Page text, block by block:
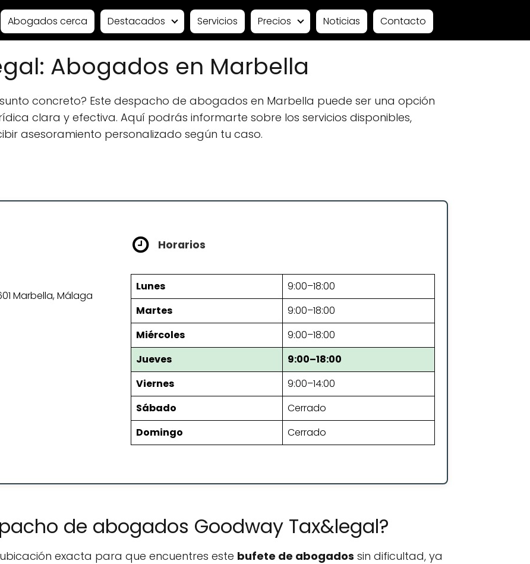
Abogados cerca Destacados Servicios Precios Noticias Contacto
Abogados en Marbella
concreto? Este despacho de abogados en Marbella puede ser una opción
clara y efectiva. Aquí podrás informarte sobre los servicios disponibles,
asesoramiento personalizado según tu caso.
Marbella, Málaga
Horarios
Lunes
9:00–18:00
Martes
9:00–18:00
Miércoles
9:00–18:00
Jueves
9:00–18:00
Viernes
9:00–14:00
Sábado
Cerrado
Domingo
Cerrado
de abogados Goodway Tax&legal?
exacta para que encuentres este bufete de abogados sin dificultad, ya